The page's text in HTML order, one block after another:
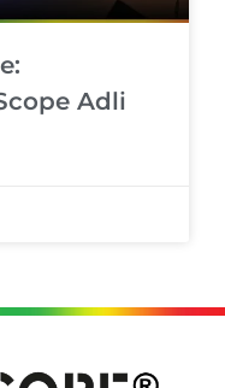
Adli